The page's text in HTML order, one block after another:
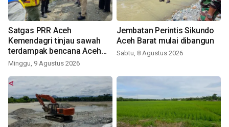
Satgas PRR Aceh
Kemendagri tinjau sawah
terdampak bencana Aceh
Barat
Minggu, 9 Agustus 2026
Jembatan Perintis Sikundo
Aceh Barat mulai dibangun
Sabtu, 8 Agustus 2026